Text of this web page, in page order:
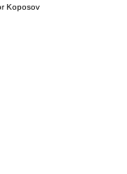
Koposov